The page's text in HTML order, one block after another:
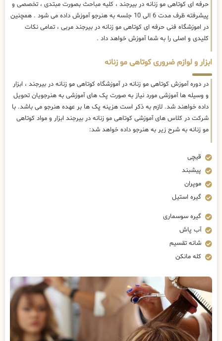
حرفه ای کوتاهی مو زنانه در بیرجند ، کلیه مباحث بصورت مبتدی ، تخصصی و
پیشرفته ظرف مدت 6 الی 10 جلسه به هنرجو آموزش داده می شود . همچنین
در اموزشگاه فنی حرفه ای کوتاهی مو زنانه در بیرجند مربی ، تمامی نکات
کلیدی و اصلی را به شما آموزش خواهد داد .
ابزار و لوازم ضروری کوتاهی مو زنانه
در دوره آموزش کوتاهی مو زنانه در آموزشگاه کوتاهی مو زنانه در بیرجند ، ابزار
و وسیله ها آموزشی مورد نیاز به صورت پک های آموزشی به هنرجویان تحویل
داده خواهند شد. لازم به ذکر است هزینه پک ها بر عهده هنرجو می باشد. با
شرکت در کلاس های آموزشی کوتاهی مو زنانه در بیرجند ابزار و مواد کوتاهی
مو زنانه به شرح زیر به هنرجو داده خواهد شد:
قیچی
پیشبند
موپران
گیره استیل
گیره سوسماری
آب پاش
شانه تقسیم
کله مانکن